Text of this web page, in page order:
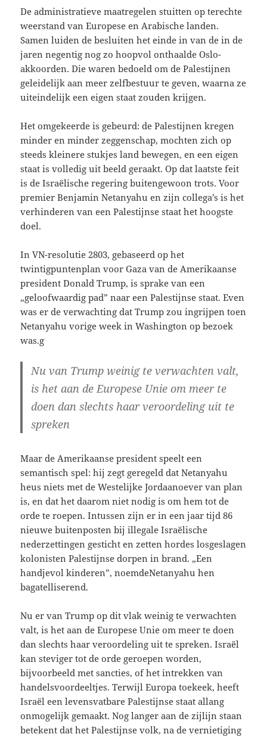
De administratieve maatregelen stuitten op terechte
weerstand van Europese en Arabische landen.
Samen luiden de besluiten het einde in van de in de
jaren negentig nog zo hoopvol onthaalde Oslo-
akkoorden. Die waren bedoeld om de Palestijnen
geleidelijk aan meer zelfbestuur te geven, waarna ze
uiteindelijk een eigen staat zouden krijgen.
Het omgekeerde is gebeurd: de Palestijnen kregen
minder en minder zeggenschap, mochten zich op
steeds kleinere stukjes land bewegen, en een eigen
staat is volledig uit beeld geraakt. Op dat laatste feit
is de Israëlische regering buitengewoon trots. Voor
premier Benjamin Netanyahu en zijn collega’s is het
verhinderen van een Palestijnse staat het hoogste
doel.
In VN-resolutie 2803, gebaseerd op het
twintigpuntenplan voor Gaza van de Amerikaanse
president Donald Trump, is sprake van een
„geloofwaardig pad” naar een Palestijnse staat. Even
was er de verwachting dat Trump zou ingrijpen toen
Netanyahu vorige week in Washington op bezoek
was.g
Nu van Trump weinig te verwachten valt,
is het aan de Europese Unie om meer te
doen dan slechts haar veroordeling uit te
spreken
Maar de Amerikaanse president speelt een
semantisch spel: hij zegt geregeld dat Netanyahu
heus niets met de Westelijke Jordaanoever van plan
is, en dat het daarom niet nodig is om hem tot de
orde te roepen. Intussen zijn er in een jaar tijd 86
nieuwe buitenposten bij illegale Israëlische
nederzettingen gesticht en zetten hordes losgeslagen
kolonisten Palestijnse dorpen in brand. „Een
handjevol kinderen”, noemdeNetanyahu hen
bagatelliserend.
Nu er van Trump op dit vlak weinig te verwachten
valt, is het aan de Europese Unie om meer te doen
dan slechts haar veroordeling uit te spreken. Israël
kan steviger tot de orde geroepen worden,
bijvoorbeeld met sancties, of het intrekken van
handelsvoordeeltjes. Terwijl Europa toekeek, heeft
Israël een levensvatbare Palestijnse staat allang
onmogelijk gemaakt. Nog langer aan de zijlijn staan
betekent dat het Palestijnse volk, na de vernietiging